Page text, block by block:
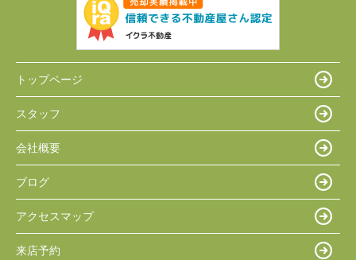
トップページ
スタッフ
会社概要
ブログ
アクセスマップ
来店予約